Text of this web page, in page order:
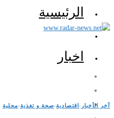
الرئيسية
اخبار
آخر الأخبار ·اقتصادية·صحة و تغذية·محلية